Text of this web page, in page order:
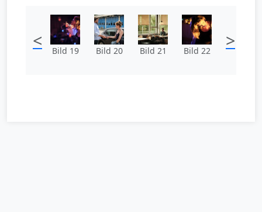
< Bild 19 Bild 20 Bild 21 Bild 22 >